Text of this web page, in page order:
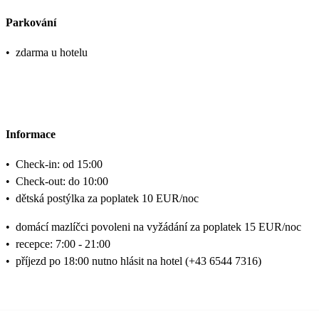
Parkování
• zdarma u hotelu
Informace
• Check-in: od 15:00
• Check-out: do 10:00
• dětská postýlka za poplatek 10 EUR/noc
• domácí mazlíčci povoleni na vyžádání za poplatek 15 EUR/noc
• recepce: 7:00 - 21:00
• příjezd po 18:00 nutno hlásit na hotel (+43 6544 7316)